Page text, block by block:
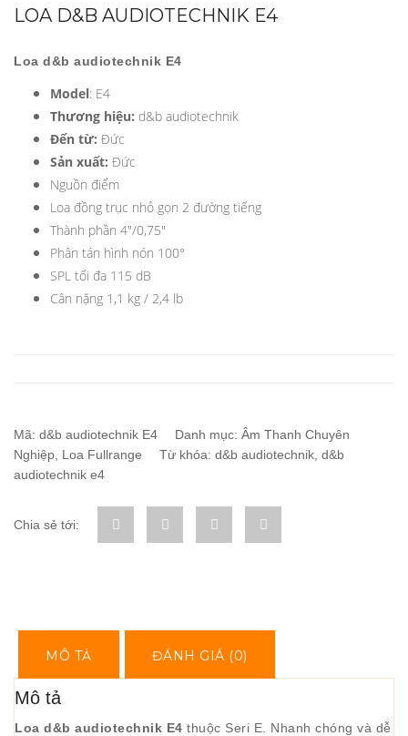
LOA D&B AUDIOTECHNIK E4
Loa d&b audiotechnik E4
Model: E4
Thương hiệu: d&b audiotechnik
Đến từ: Đức
Sản xuất: Đức
Nguồn điểm
Loa đồng trục nhỏ gọn 2 đường tiếng
Thành phần 4″/0,75″
Phân tán hình nón 100°
SPL tối đa 115 dB
Cân nặng 1,1 kg / 2,4 lb
Mã: d&b audiotechnik E4 Danh mục: Âm Thanh Chuyên
Nghiệp Loa Fullrange Từ khóa: d&b audiotechnik d&b
audiotechnik e4
Chia sẻ tới:
MÔ TẢ ĐÁNH GIÁ (0)
Mô tả
Loa d&b audiotechnik E4 thuộc Seri E. Nhanh chóng và dễ